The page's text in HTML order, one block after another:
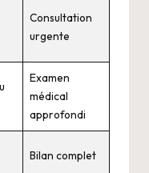
Consultation
urgente
Examen
médical
approfondi
Bilan complet